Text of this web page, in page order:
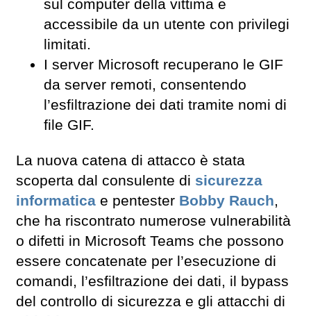
sul computer della vittima e
accessibile da un utente con privilegi
limitati.
I server Microsoft recuperano le GIF
da server remoti, consentendo
l’esfiltrazione dei dati tramite nomi di
file GIF.
La nuova catena di attacco è stata
scoperta dal consulente di sicurezza
informatica e pentester Bobby Rauch,
che ha riscontrato numerose vulnerabilità
o difetti in Microsoft Teams che possono
essere concatenate per l’esecuzione di
comandi, l’esfiltrazione dei dati, il bypass
del controllo di sicurezza e gli attacchi di